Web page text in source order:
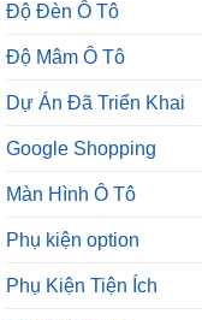
Độ Đèn Ô Tô
Độ Mâm Ô Tô
Dự Án Đã Triển Khai
Google Shopping
Màn Hình Ô Tô
Phụ kiện option
Phụ Kiện Tiện Ích